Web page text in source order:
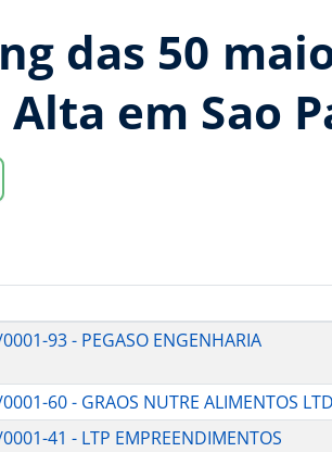
das 50
em Sao
93 - PEGASO ENGENHARIA
60 - GRAOS NUTRE ALIMENTOS
41 - LTP EMPREENDIMENTOS